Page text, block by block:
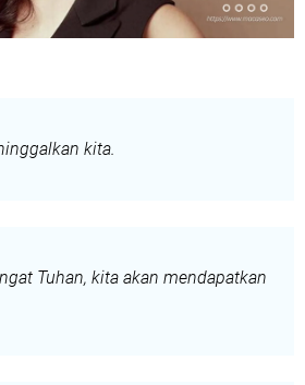
kita.
Tuhan, kita akan mendapatkan